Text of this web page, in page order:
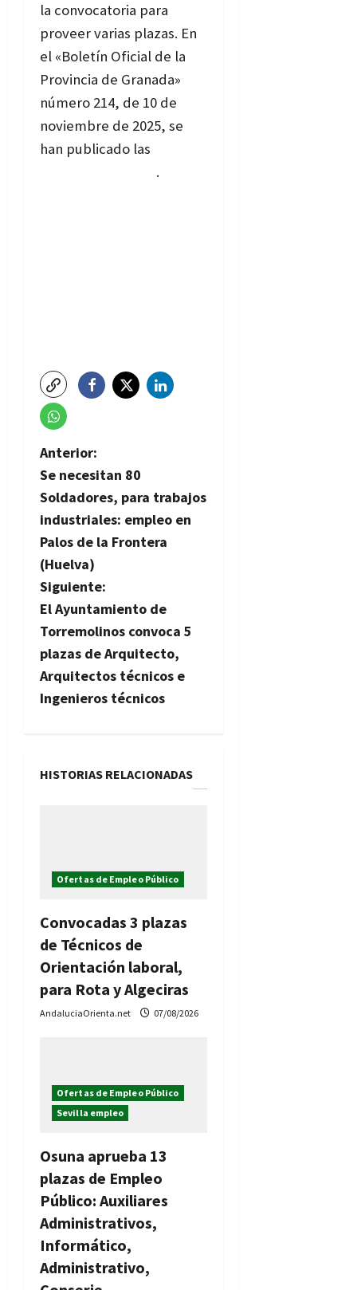
la convocatoria para
proveer varias plazas. En
el «Boletín Oficial de la
Provincia de Granada»
número 214, de 10 de
noviembre de 2025, se
han publicado las
.
N
a
v
e
g
a
c
i
n
t
r
a
Anterior:
Se necesitan 80
Soldadores, para trabajos
industriales: empleo en
Palos de la Frontera
(Huelva)
Siguiente:
El Ayuntamiento de
Torremolinos convoca 5
plazas de Arquitecto,
Arquitectos técnicos e
Ingenieros técnicos
HISTORIAS RELACIONADAS
Ofertas de Empleo Público
Convocadas 3 plazas
de Técnicos de
Orientación laboral,
para Rota y Algeciras
AndaluciaOrienta.net 07/08/2026
Ofertas de Empleo Público
Sevilla empleo
Osuna aprueba 13
plazas de Empleo
Público: Auxiliares
Administrativos,
Informático,
Administrativo,